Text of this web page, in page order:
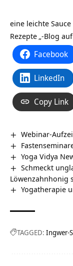
eine leichte Sauce
Rezepte „-Blog auf
Facebook
LinkedIn
Copy Link
Webinar-
Yoga Vidya
Schmeckt
Löwenzahnhonig
Yogatherapie
TAGGED: Ingwer-